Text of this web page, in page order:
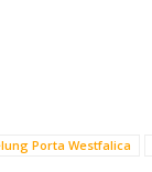
Porta Westfalica